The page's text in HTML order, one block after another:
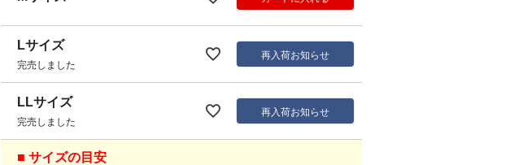
Lサイズ
完売しました
再入荷お知らせ
LLサイズ
完売しました
再入荷お知らせ
■ サイズの目安